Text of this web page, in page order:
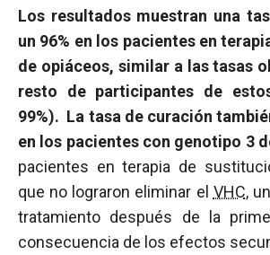
Los resultados muestran una
un 96% en los pacientes en
de opiáceos, similar a las tasas
resto de participantes de
99%). La tasa de curación
en los pacientes con genotipo 3
pacientes en terapia de
que no lograron eliminar el VHC,
tratamiento después de la
consecuencia de los efectos